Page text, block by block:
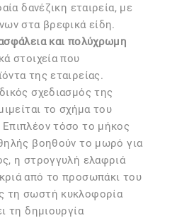
δανέζικη εταιρεία, με
στα βρεφικά είδη.
και πολύχρωμη
στοιχεία που
της εταιρείας.
σχεδιασμός της
το σχήμα του
τόσο το μήκος
βοηθούν το μωρό για
η στρογγυλή ελαφριά
από το προσωπάκι του
τη σωστή κυκλοφορία
τη δημιουργία